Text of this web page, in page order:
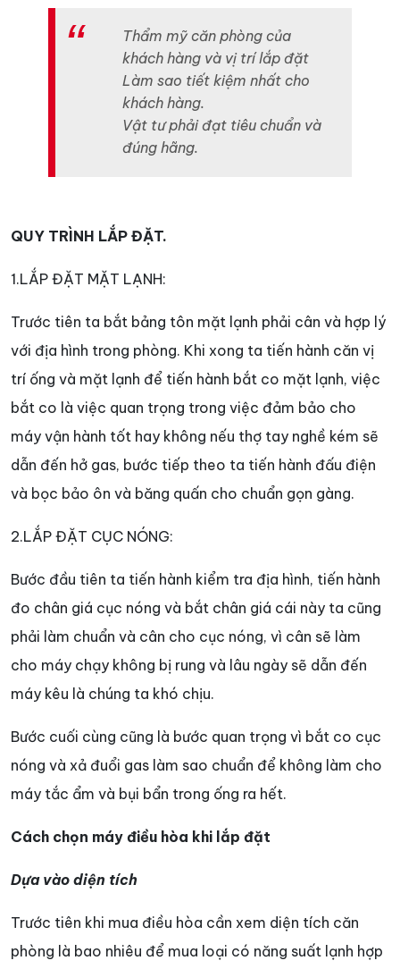
Thẩm mỹ căn phòng của
khách hàng và vị trí lắp đặt
Làm sao tiết kiệm nhất cho
khách hàng.
Vật tư phải đạt tiêu chuẩn và
đúng hãng.
QUY TRÌNH LẮP ĐẶT.
1.LẮP ĐẶT MẶT LẠNH:
Trước tiên ta bắt bảng tôn mặt lạnh phải cân và hợp lý
với địa hình trong phòng. Khi xong ta tiến hành căn vị
trí ống và mặt lạnh để tiến hành bắt co mặt lạnh, việc
bắt co là việc quan trọng trong việc đảm bảo cho
máy vận hành tốt hay không nếu thợ tay nghề kém sẽ
dẫn đến hở gas, bước tiếp theo ta tiến hành đấu điện
và bọc bảo ôn và băng quấn cho chuẩn gọn gàng.
2.LẮP ĐẶT CỤC NÓNG:
Bước đầu tiên ta tiến hành kiểm tra địa hình, tiến hành
đo chân giá cục nóng và bắt chân giá cái này ta cũng
phải làm chuẩn và cân cho cục nóng, vì cân sẽ làm
cho máy chạy không bị rung và lâu ngày sẽ dẫn đến
máy kêu là chúng ta khó chịu.
Bước cuối cùng cũng là bước quan trọng vì bắt co cục
nóng và xả đuổi gas làm sao chuẩn để không làm cho
máy tắc ẩm và bụi bẩn trong ống ra hết.
Cách chọn máy điều hòa khi lắp đặt
Dựa vào diện tích
Trước tiên khi mua điều hòa cần xem diện tích căn
phòng là bao nhiêu để mua loại có năng suất lạnh hợp